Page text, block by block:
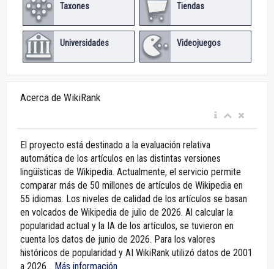
Taxones Tiendas
Universidades Videojuegos
Acerca de WikiRank
El proyecto está destinado a la evaluación relativa
automática de los artículos en las distintas versiones
lingüísticas de Wikipedia. Actualmente, el servicio permite
comparar más de 50 millones de artículos de Wikipedia en
55 idiomas. Los niveles de calidad de los artículos se basan
en volcados de Wikipedia de julio de 2026. Al calcular la
popularidad actual y la IA de los artículos, se tuvieron en
cuenta los datos de junio de 2026. Para los valores
históricos de popularidad y AI WikiRank utilizó datos de 2001
a 2026... Más información